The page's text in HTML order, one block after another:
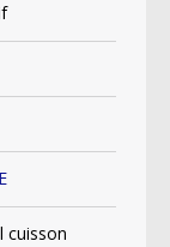
cuisson